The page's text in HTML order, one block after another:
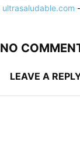
ultrasaludable.com -
NO
LEAVE A